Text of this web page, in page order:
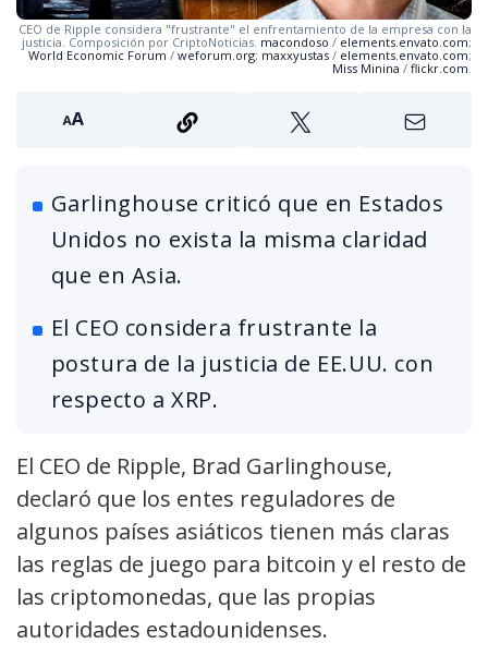
CEO de Ripple considera "frustrante" el enfrentamiento de la empresa con la
justicia. Composición por CriptoNoticias. macondoso / elements.envato.com;
World Economic Forum / weforum.org; maxxyustas / elements.envato.com;
Miss Minina / flickr.com
Garlinghouse criticó que en Estados
Unidos no exista la misma claridad
que en Asia.
El CEO considera frustrante la
postura de la justicia de EE.UU. con
respecto a XRP.
El CEO de Ripple, Brad Garlinghouse,
declaró que los entes reguladores de
algunos países asiáticos tienen más claras
las reglas de juego para bitcoin y el resto de
las criptomonedas, que las propias
autoridades estadounidenses.